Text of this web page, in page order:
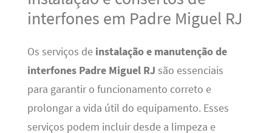
interfones em Padre Miguel RJ
Os serviços de instalação e manutenção de
interfones Padre Miguel RJ são essenciais
para garantir o funcionamento correto e
prolongar a vida útil do equipamento. Esses
serviços podem incluir desde a limpeza e